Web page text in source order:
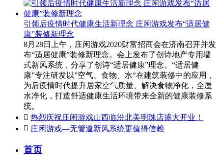
引领后疫情时代健康生活新理念 庄闲游戏发布“适居健
康”装修新理念
8月28日上午，庄闲游戏2020财富招商会在济南召开并发
布“适居健康”装修新理念。会上发布了创诗地产专用墙
式新风系统，分享了创诗“适居健康”理念。“适居健
康”专注研发以”空气、食物、水“在建筑装修中的应用，
为后疫情时代提升居家空气质量、解决食物净化，全屋
水净化，打造舒适健康生活环境带来全新的健康装修系
统。
 热烈庆祝庄闲游戏山西临汾北美明珠店盛大开业！
 庄闲游戏—无管道新风系统更值得信赖
首页